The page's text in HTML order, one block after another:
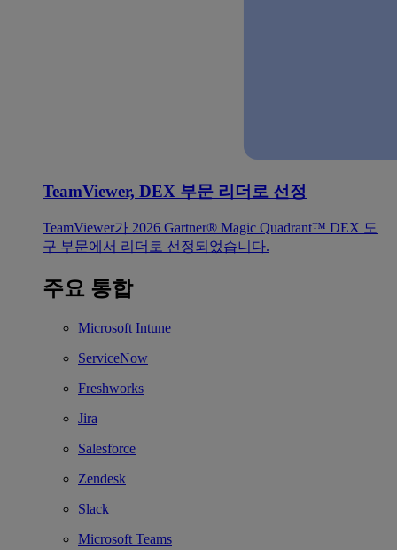
TeamViewer, DEX 부문 리더로 선정
TeamViewer가 2026 Gartner® Magic Quadrant™ DEX 도
구 부문에서 리더로 선정되었습니다.
주요 통합
Microsoft Intune
ServiceNow
Freshworks
Jira
Salesforce
Zendesk
Slack
Microsoft Teams